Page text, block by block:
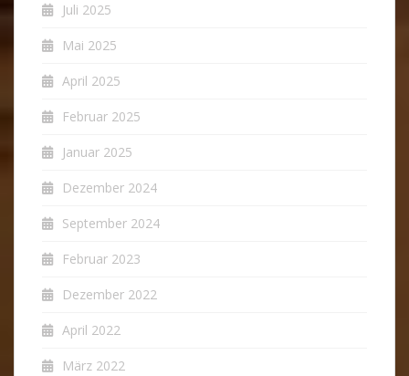
Juli 2025
Mai 2025
April 2025
Februar 2025
Januar 2025
Dezember 2024
September 2024
Februar 2023
Dezember 2022
April 2022
März 2022